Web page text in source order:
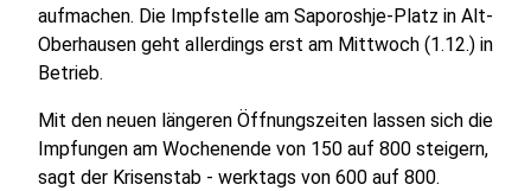
aufmachen. Die Impfstelle am Saporoshje-Platz in Alt-
Oberhausen geht allerdings erst am Mittwoch (1.12.) in
Betrieb.
Mit den neuen längeren Öffnungszeiten lassen sich die
Impfungen am Wochenende von 150 auf 800 steigern,
sagt der Krisenstab - werktags von 600 auf 800.